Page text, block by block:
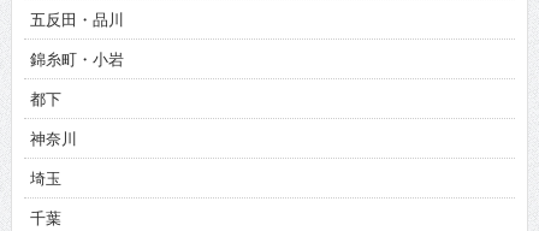
五反田・品川
錦糸町・小岩
都下
神奈川
埼玉
千葉